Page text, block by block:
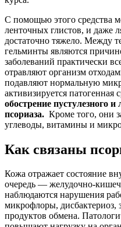
С помощью этого средства
ленточных глистов, и даже
достаточно тяжело. Между
гельминты являются
заболеваний практически
отравляют организм
подавляют нормальную
активизируется патогенная
обострение пустулезного
псориаза. Кроме того, они
углеводы, витамины и
Как связаны
Кожа отражает состояние
очередь — желудочно-
наблюдаются нарушения
микрофлоры, дисбактериоз,
продуктов обмена.